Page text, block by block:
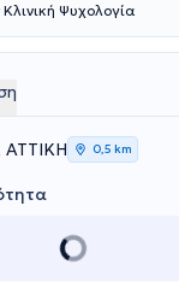
Ψυχολογία
ΑΤΤΙΚΗ 0,5 km